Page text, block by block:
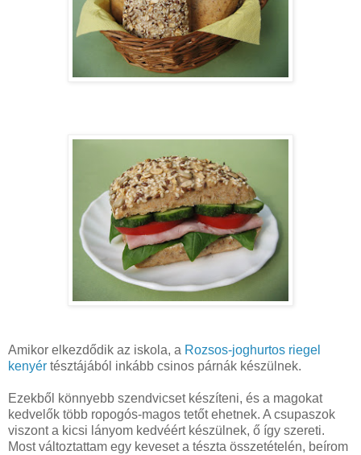
Amikor elkezdődik az iskola, a Rozsos-joghurtos riegel
kenyér tésztájából inkább csinos párnák készülnek.
Ezekből könnyebb szendvicset készíteni, és a magokat
kedvelők több ropogós-magos tetőt ehetnek. A csupaszok
viszont a kicsi lányom kedvéért készülnek, ő így szereti.
Most változtattam egy keveset a tészta összetételén, beírom